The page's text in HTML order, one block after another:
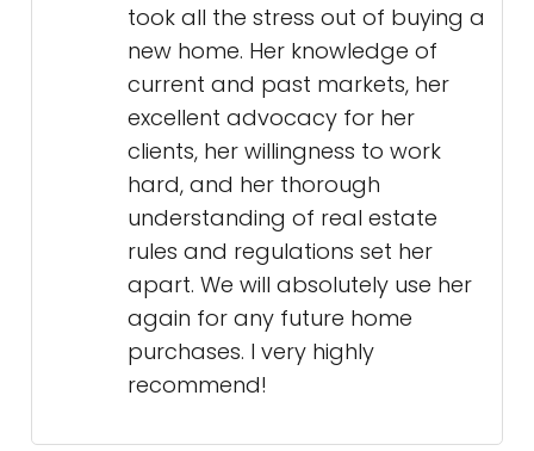
took all the stress out of buying a
new home. Her knowledge of
current and past markets, her
excellent advocacy for her
clients, her willingness to work
hard, and her thorough
understanding of real estate
rules and regulations set her
apart. We will absolutely use her
again for any future home
purchases. I very highly
recommend!